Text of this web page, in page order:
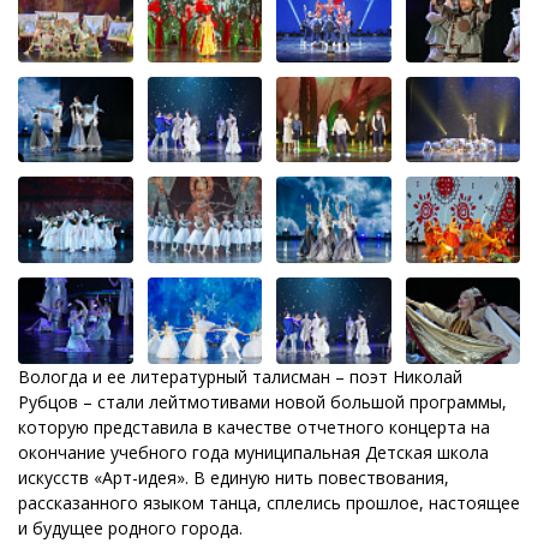
Вологда и ее литературный талисман – поэт Николай
Рубцов – стали лейтмотивами новой большой программы,
которую представила в качестве отчетного концерта на
окончание учебного года муниципальная Детская школа
искусств «Арт-идея». В единую нить повествования,
рассказанного языком танца, сплелись прошлое, настоящее
и будущее родного города.